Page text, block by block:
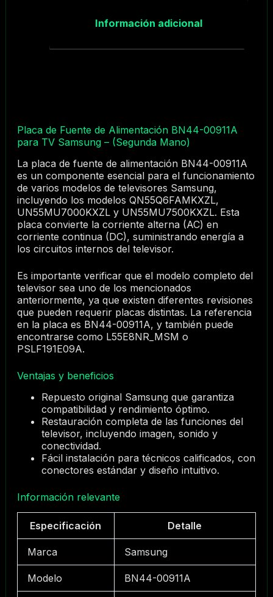
Información adicional
Placa de Fuente de Alimentación BN44-00911A
para TV Samsung – (Segunda Mano)
La placa de fuente de alimentación BN44-00911A
es un componente esencial para el funcionamiento
de varios modelos de televisores Samsung,
incluyendo los modelos QN55Q6FAMKXZL,
UN55MU7000KXZL y UN55MU7500KXZL. Esta
placa convierte la corriente alterna (AC) en
corriente continua (DC), suministrando energía a
los circuitos internos del televisor.
Es importante verificar que el modelo completo del
televisor sea uno de los mencionados
anteriormente, ya que existen diferentes revisiones
que pueden requerir placas distintas. La referencia
en la placa es BN44-00911A, y también puede
encontrarse como L55E8NR_MSM o
PSLF191E09A.
Ventajas y beneficios
Repuesto original Samsung que garantiza
compatibilidad y rendimiento óptimo.
Restauración completa de las funciones del
televisor, incluyendo imagen, sonido y
conectividad.
Fácil instalación para técnicos calificados, con
conectores estándar y diseño intuitivo.
Información relevante
Especificación Detalle
Marca Samsung
Modelo BN44-00911A